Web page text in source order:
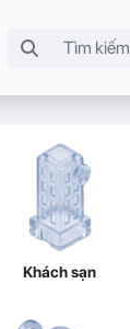
Khách sạn